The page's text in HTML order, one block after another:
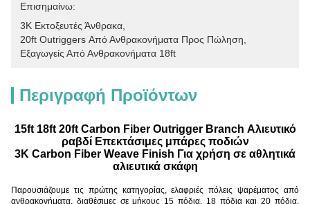
Επισημαίνω:
3K Εκτοξευτές Άνθρακα
20ft Outriggers Από Ανθρακονήματα Προς Πώληση
Εξαγωγείς Από Ανθρακονήματα 18ft
Περιγραφή Προϊόντων
15ft 18ft 20ft Carbon Fiber Outrigger Branch Αλιευτικό
ραβδί Επεκτάσιμες μπάρες ποδιών
3K Carbon Fiber Weave Finish Για χρήση σε αθλητικά
αλιευτικά σκάφη
Παρουσιάζουμε τις πρώτης κατηγορίας, ελαφριές πόλεις ψαρέματος από
ανθρακονήματα, διαθέσιμες σε μήκους 15 πόδια, 18 πόδια και 20 πόδια,